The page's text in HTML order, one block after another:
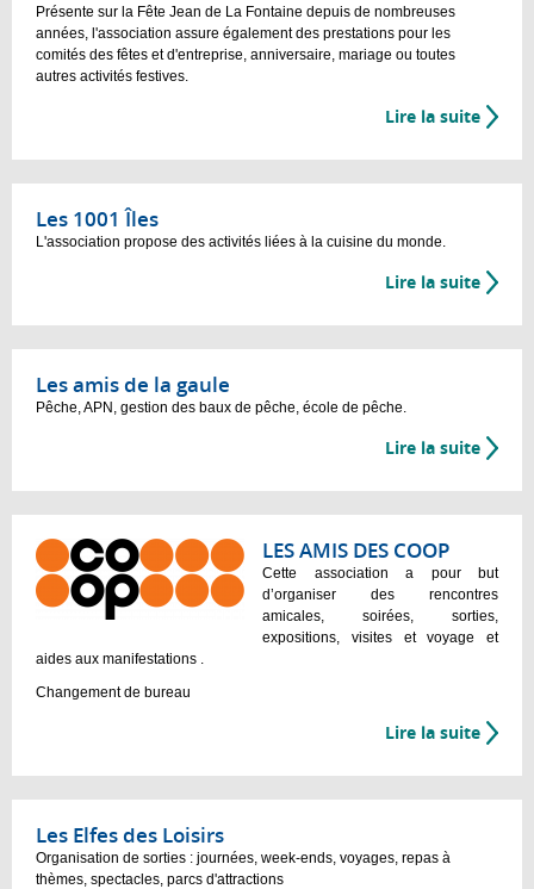
Présente sur la Fête Jean de La Fontaine depuis de nombreuses
années, l'association assure également des prestations pour les
comités des fêtes et d'entreprise, anniversaire, mariage ou toutes
autres activités festives.
Lire la suite
Les 1001 Îles
L'association propose des activités liées à la cuisine du monde.
Lire la suite
Les amis de la gaule
Pêche, APN, gestion des baux de pêche, école de pêche.
Lire la suite
LES AMIS DES COOP
Cette association a pour but
d’organiser des rencontres
amicales, soirées, sorties,
expositions, visites et voyage et
aides aux manifestations .
Changement de bureau
Lire la suite
Les Elfes des Loisirs
Organisation de sorties : journées, week-ends, voyages, repas à
thèmes, spectacles, parcs d'attractions